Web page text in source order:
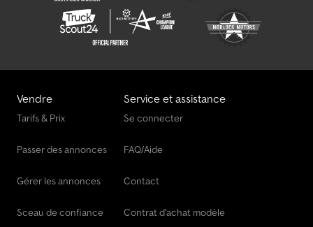
Vendre
Tarifs & Prix
Passer des annonces
Gérer les annonces
Sceau de confiance
Service et assistance
Se connecter
FAQ/Aide
Contact
Contrat d'achat modèle